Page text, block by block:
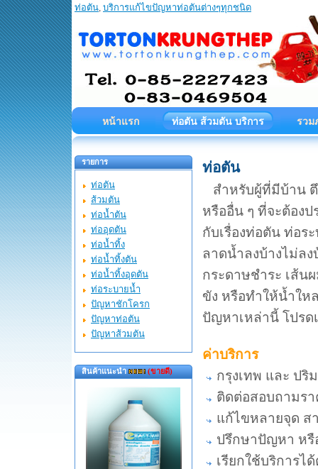
ท่อตัน, บริการแก้ไขปัญหาท่อตันต่างๆทุกชนิด
ท่อตันกรุงเทพ บริการแ
หน้าแรก ท่อตัน ส้วมตัน บริการ รวม
รายการ
ท่อตัน
ส้วมตัน
ท่อน้ำตัน
ท่ออุดตัน
ท่อน้ำทิ้ง
ท่อน้ำทิ้งตัน
ท่อน้ำทิ้งอุดตัน
ท่อระบายน้ำ
ปัญหาชักโครก
ปัญหาท่อตัน
ปัญหาส้วมตัน
สินค้าแนะนำ (ขายดี)
ท่อตัน
สำหรับผู้ที่มีบ้าน
หรืออื่น ๆ ที่จะต้อง
กับเรื่องท่อตัน ท่อร
ลาดน้ำลงบ้างไม่ล
กระดาษชำระ เส้น
ขัง หรือทำให้น้ำให
ปัญหาเหล่านี้ โปรด
ค่าบริการ
กรุงเทพ และ ปริ
ติดต่อสอบถามรา
แก้ไขหลายจุด ส
ปรึกษาปัญหา หรื
เรียกใช้บริการไ